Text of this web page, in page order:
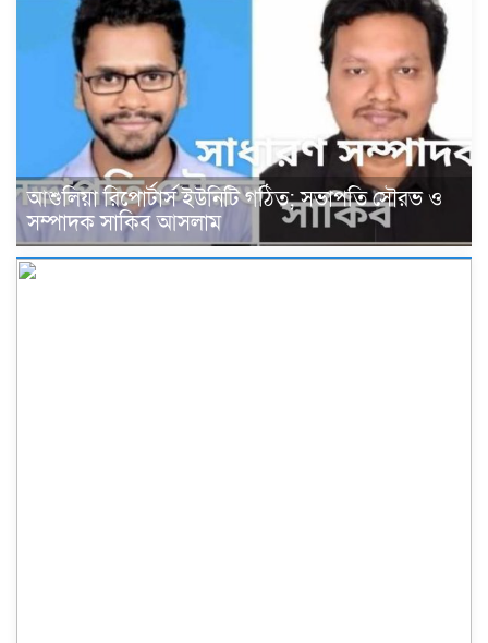
আশুলিয়া রিপোর্টার্স ইউনিটি গঠিত; সভাপতি সৌরভ ও
সম্পাদক সাকিব আসলাম